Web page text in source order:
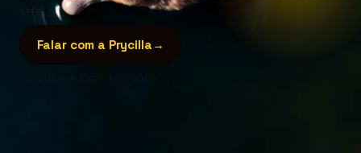
site.
Falar com a Prycilla →